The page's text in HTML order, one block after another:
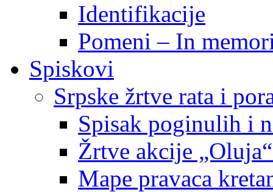
Identifikacije
Pomeni – In
Spiskovi
Srpske žrtve rata i
Spisak poginulih i
Žrtve akcije
Mape pravaca